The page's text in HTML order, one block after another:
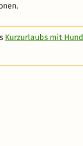
Kurzurlaubs mit Hund